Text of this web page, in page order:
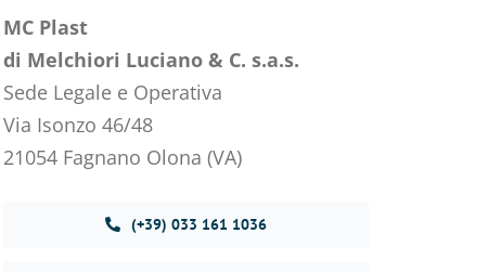
MC Plast
di Melchiori Luciano & C. s.a.s.
Sede Legale e Operativa
Via Isonzo 46/48
21054 Fagnano Olona (VA)
(+39) 033 161 1036